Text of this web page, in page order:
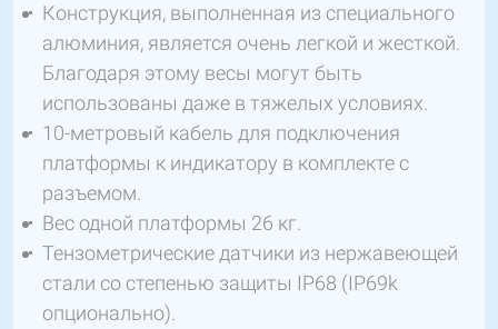
Конструкция, выполненная из специального
алюминия, является очень легкой и жесткой.
Благодаря этому весы могут быть
использованы даже в тяжелых условиях.
10-метровый кабель для подключения
платформы к индикатору в комплекте с
разъемом.
Вес одной платформы 26 кг.
Тензометрические датчики из нержавеющей
стали со степенью защиты IP68 (IP69k
опционально).